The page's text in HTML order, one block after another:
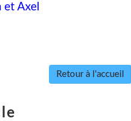
Axel
Retour à l'accueil